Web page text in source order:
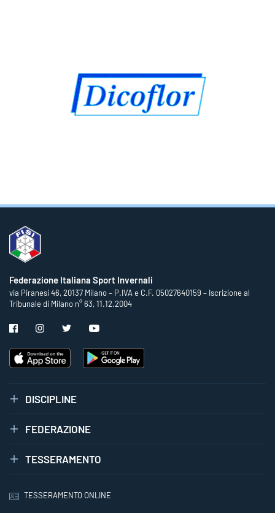
Federazione Italiana Sport Invernali
via Piranesi 46, 20137 Milano – P.IVA e C.F. 05027640159 – Iscrizione al
Tribunale di Milano n° 63, 11.12.2004
DISCIPLINE
FEDERAZIONE
TESSERAMENTO
TESSERAMENTO ONLINE